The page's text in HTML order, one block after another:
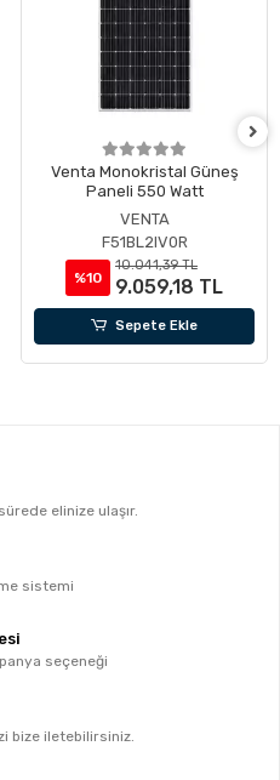
Venta Monokristal Güneş
Paneli 550 Watt
VENTA
F51BL2IV0R
%10
10.041,39 TL
9.059,18 TL
Sepete Ekle
elinize ulaşır.
sistemi
seçeneği
bize iletebilirsiniz.